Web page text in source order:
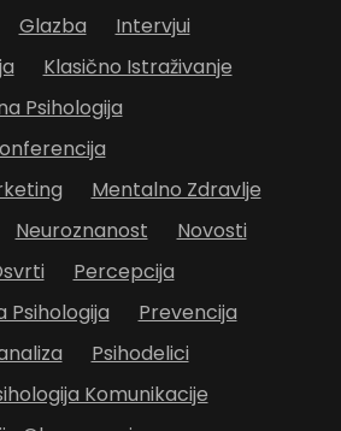
Glazba
Intervjui
Klasično Istraživanje
Psihologija
Mentalno Zdravlje
Neuroznanost
Novosti
Percepcija
Psihologija
Prevencija
Psihodelici
Komunikacije